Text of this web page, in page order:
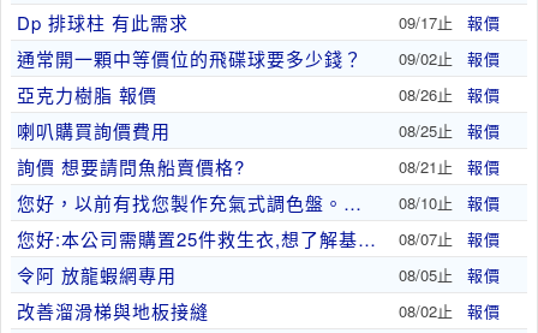
Dp 排球柱 有此需求 09/17止 報價
通常開一顆中等價位的飛碟球要多少錢？ 09/02止 報價
亞克力樹脂 報價 08/26止 報價
喇叭購買詢價費用 08/25止 報價
詢價 想要請問魚船賣價格? 08/21止 報價
您好，以前有找您製作充氣式調色盤。這一次我們要製.. 08/10止 報價
您好:本公司需購置25件救生衣,想了解基本款的單.. 08/07止 報價
令阿 放龍蝦網專用 08/05止 報價
改善溜滑梯與地板接縫 08/02止 報價